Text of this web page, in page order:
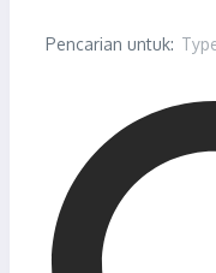
Pencarian untuk: